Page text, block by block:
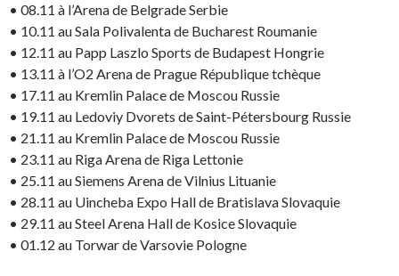
• 08.11 à l’Arena de Belgrade Serbie
• 10.11 au Sala Polivalenta de Bucharest Roumanie
• 12.11 au Papp Laszlo Sports de Budapest Hongrie
• 13.11 à l’O2 Arena de Prague République tchèque
• 17.11 au Kremlin Palace de Moscou Russie
• 19.11 au Ledoviy Dvorets de Saint-Pétersbourg Russie
• 21.11 au Kremlin Palace de Moscou Russie
• 23.11 au Riga Arena de Riga Lettonie
• 25.11 au Siemens Arena de Vilnius Lituanie
• 28.11 au Uincheba Expo Hall de Bratislava Slovaquie
• 29.11 au Steel Arena Hall de Kosice Slovaquie
• 01.12 au Torwar de Varsovie Pologne